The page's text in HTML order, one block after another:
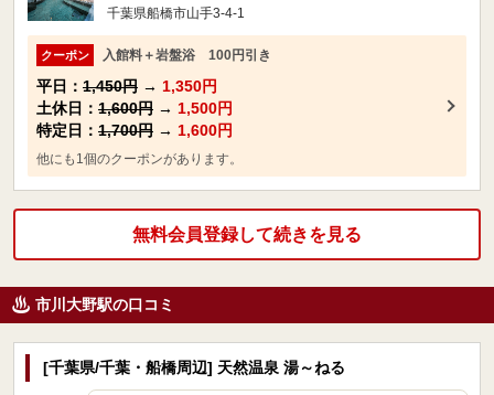
千葉県船橋市山手3-4-1
クーポン 入館料＋岩盤浴 100円引き
平日： 1,450円 → 1,350円
土休日： 1,600円 → 1,500円
特定日： 1,700円 → 1,600円
他にも1個のクーポンがあります。
無料会員登録して続きを見る
市川大野駅の口コミ
[千葉県/千葉・船橋周辺] 天然温泉 湯～ねる